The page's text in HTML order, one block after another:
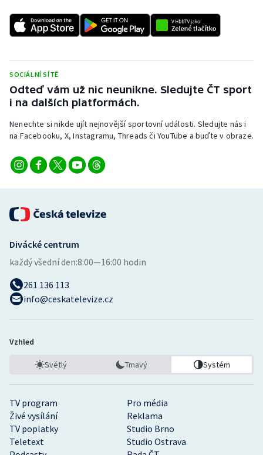
Plážový volejbal
Ragby
Rychlobruslení
Sportovní střelba
Veslování
Vodní slalom
Ostatní
SOCIÁLNÍ SÍTĚ
Odteď vám už nic neunikne. Sledujte ČT sport
i na dalších platformách.
Nenechte si nikde ujít nejnovější sportovní události. Sledujte nás i
na Facebooku, X, Instagramu, Threads či YouTube a buďte v obraze.
TV program
Pro média
Živé vysílání
Reklama
TV poplatky
Studio Brno
Teletext
Studio Ostrava
Divácké centrum
každý všední den:8:00—16:00 hodin
261 136 113
info@ceskatelevize.cz
Vzhled
Světlý Tmavý Systém